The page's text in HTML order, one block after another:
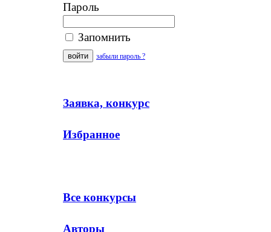
Пароль
Запомнить
забыли пароль ?
Заявка, конкурс
Избранное
Все конкурсы
Авторы